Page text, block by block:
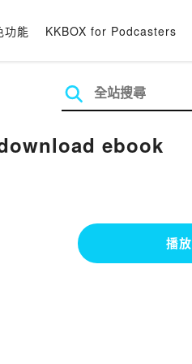
功能 KKBOX for Podcasters
ebook
播放